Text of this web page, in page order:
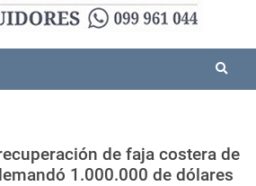
de faja costera de
1.000.000 de dólares